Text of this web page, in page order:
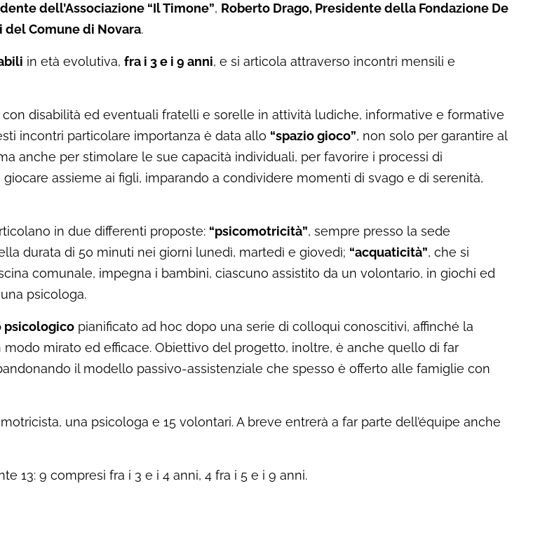
dell’Associazione “Il Timone”, Roberto Drago, Presidente della Fondazione De
del Comune di Novara.
in età evolutiva, fra i 3 e i 9 anni, e si articola attraverso incontri mensili e
disabilità ed eventuali fratelli e sorelle in attività ludiche, informative e formative
incontri particolare importanza è data allo “spazio gioco”, non solo per garantire al
anche per stimolare le sue capacità individuali, per favorire i processi di
assieme ai figli, imparando a condividere momenti di svago e di serenità,
in due differenti proposte: “psicomotricità”, sempre presso la sede
durata di 50 minuti nei giorni lunedì, martedì e giovedì; “acquaticità”, che si
comunale, impegna i bambini, ciascuno assistito da un volontario, in giochi ed
psicologa.
psicologico pianificato ad hoc dopo una serie di colloqui conoscitivi, affinché la
mirato ed efficace. Obiettivo del progetto, inoltre, è anche quello di far
il modello passivo-assistenziale che spesso è offerto alle famiglie con
una psicologa e 15 volontari. A breve entrerà a far parte dell’équipe anche
13: 9 compresi fra i 3 e i 4 anni, 4 fra i 5 e i 9 anni.